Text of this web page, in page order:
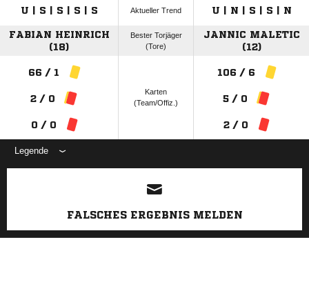
U | S | S | S | S Aktueller Trend U | N | S | S | N
FABIAN HEINRICH
(18)
Bester Torjäger
(Tore)
JANNIC MALETIC
(12)
66 / 1
2 / 0
0 / 0
Karten
(Team/Offiz.)
106 / 6
5 / 0
2 / 0
Legende
ANZEIGE
FALSCHES ERGEBNIS MELDEN